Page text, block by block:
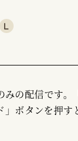
L
の配信です
」ボタンを押